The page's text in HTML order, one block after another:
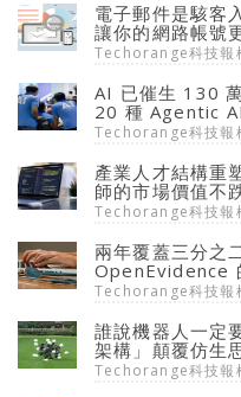
電子郵件是駭客
讓你的網路帳號
Techorange科技報
AI 已催生 130
20 種 Agentic
Techorange科技報
產業人才結構重
師的市場價值不
Techorange科技報
兩年覆蓋三分之
OpenEvidence
Techorange科技報
誰說機器人一定
架構」顛覆仿生
Techorange科技報